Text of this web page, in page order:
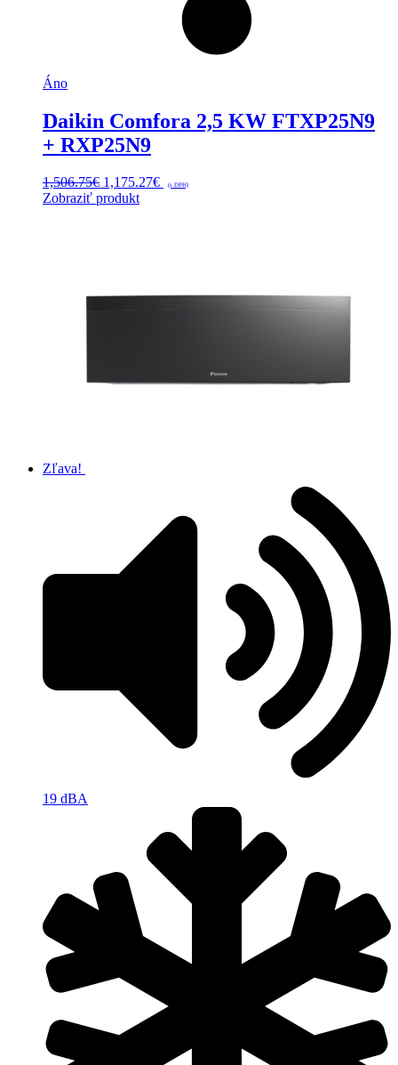
Áno
Daikin Comfora 2,5 KW FTXP25N9
+ RXP25N9
1,506.75€ Pôvodná
cena
1,175.27€Aktuálna
(s DPH)
Zobraziť produkt
Zľava!
19 dBA